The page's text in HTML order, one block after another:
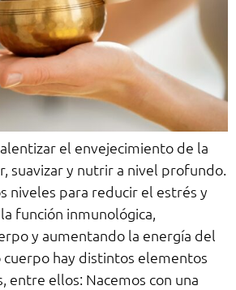
el envejecimiento de la
suavizar y nutrir a nivel profundo.
niveles para reducir el estrés y
función inmunológica,
y aumentando la energía del
cuerpo hay distintos elementos
entre ellos: Nacemos con una